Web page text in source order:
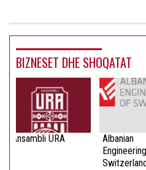
BIZNESET DHE SHOQATAT
Ansambli URA
Albanian
Switzerland